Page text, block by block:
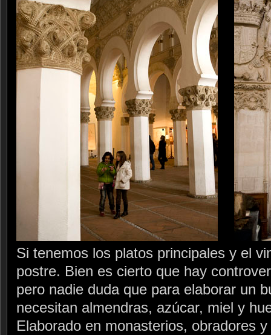
Si tenemos los platos principales y el
postre. Bien es cierto que hay
pero nadie duda que para elaborar un
necesitan almendras, azúcar, miel y
Elaborado en monasterios, obradores